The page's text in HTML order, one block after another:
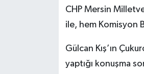
CHP Mersin
ile, hem Komisyon
Gülcan Kış’ın
yaptığı konuşma